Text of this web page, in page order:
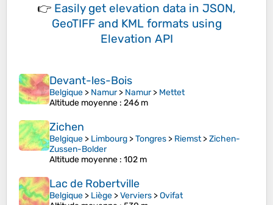
👉 Easily get elevation data in JSON,
GeoTIFF and KML formats using
Elevation API
Devant-les-Bois
Belgique > Namur> Namur> Mettet
Altitude moyenne : 246 m
Zichen
Belgique > Limbourg >Tongres > Riemst>Zichen-
Zussen-Bolder
Altitude moyenne : 102 m
Lac de Robertville
Belgique > Liège >Verviers >Ovifat